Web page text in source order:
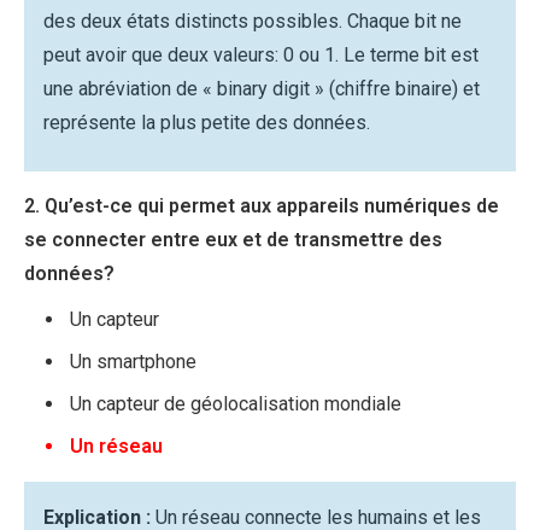
des deux états distincts possibles. Chaque bit ne
peut avoir que deux valeurs: 0 ou 1. Le terme bit est
une abréviation de « binary digit » (chiffre binaire) et
représente la plus petite des données.
2. Qu’est-ce qui permet aux appareils numériques de
se connecter entre eux et de transmettre des
données?
Un capteur
Un smartphone
Un capteur de géolocalisation mondiale
Un réseau
Explication : Un réseau connecte les humains et les